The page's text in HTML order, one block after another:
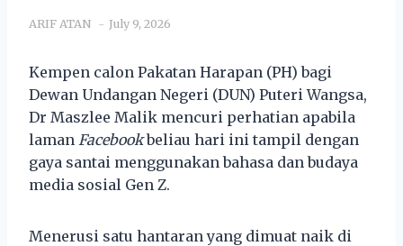
ARIF ATAN July 9, 2026
Kempen calon Pakatan Harapan (PH) bagi
Dewan Undangan Negeri (DUN) Puteri Wangsa,
Dr Maszlee Malik mencuri perhatian apabila
laman Facebookbeliau hari ini tampil dengan
gaya santai menggunakan bahasa dan budaya
media sosial Gen Z.
Menerusi satu hantaran yang dimuat naik di